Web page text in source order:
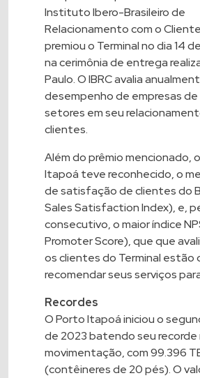
Instituto Ibero-Brasileiro de
Relacionamento com o
premiou o Terminal no dia 14
na cerimônia de entrega
Paulo. O IBRC avalia
desempenho de empresas de
setores em seu
clientes.
Além do prêmio mencionado,
Itapoá teve reconhecido, o
de satisfação de clientes do
Sales Satisfaction Index), e,
consecutivo, o maior índice
Promoter Score), que que
os clientes do Terminal estão
recomendar seus serviços
Recordes
O Porto Itapoá iniciou o
de 2023 batendo seu recorde
movimentação, com 99.396
(contêineres de 20 pés). O